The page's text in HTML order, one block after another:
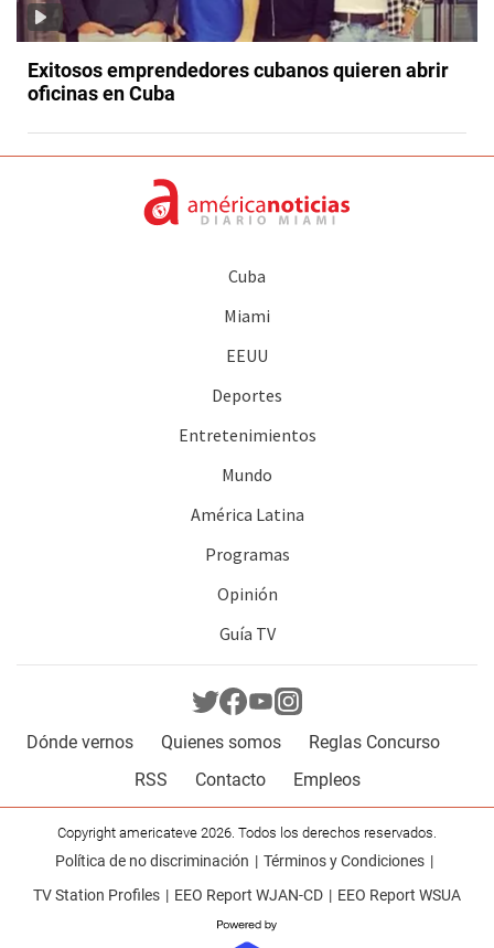
Exitosos emprendedores cubanos quieren abrir
oficinas en Cuba
Cuba
Miami
EEUU
Deportes
Entretenimientos
Mundo
América Latina
Programas
Opinión
Guía TV
Dónde vernos Quienes somos
Reglas Concurso
RSS
Contacto Empleos
Copyright americateve 2026. Todos los derechos reservados.
Política de no discriminación
Términos y Condiciones
TV Station Profiles
EEO Report WJAN-CD EEO Report WSUA